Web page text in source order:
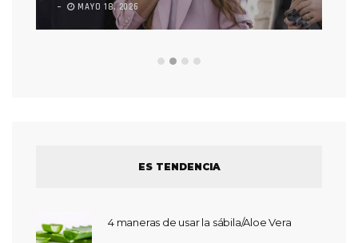
MAYO 18, 2026
ES TENDENCIA
4 maneras de usar la sábila/Aloe Vera